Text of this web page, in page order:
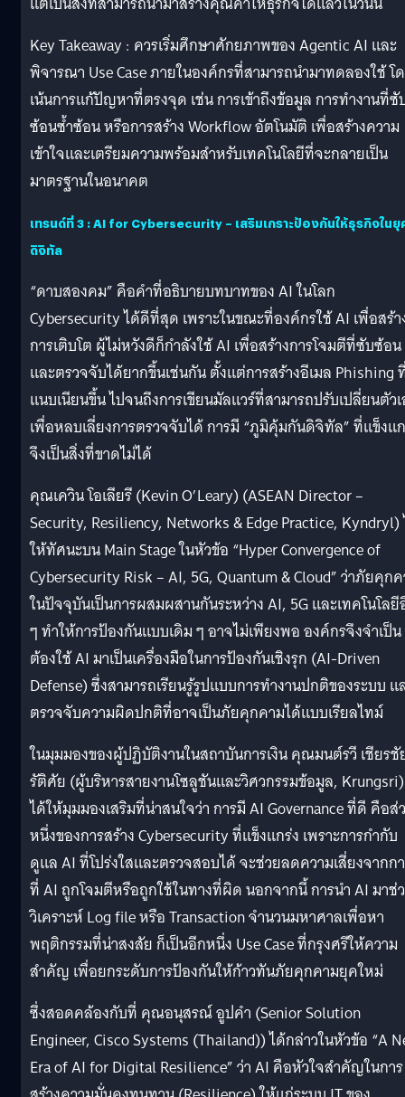
Key Takeaway : ควรเริ่มศึกษาศักยภาพของ Agentic AI และ
พิจารณา Use Case ภายในองค์กรที่สามารถนำมาทดลองใช้ โ
เน้นการแก้ปัญหาที่ตรงจุด เช่น การเข้าถึงข้อมูล การทำงานที่ซั
ซ้อนซ้ำซ้อน หรือการสร้าง Workflow อัตโนมัติ เพื่อสร้างความ
เข้าใจและเตรียมความพร้อมสำหรับเทคโนโลยีที่จะกลายเป็น
มาตรฐานในอนาคต
เทรนด์ที่ 3 : AI for Cybersecurity – เสริมเกราะป้องกันให้ธุรกิจในยุ
ดิจิทัล
“ดาบสองคม” คือคำที่อธิบายบทบาทของ AI ในโลก
Cybersecurity ได้ดีที่สุด เพราะในขณะที่องค์กรใช้ AI เพื่อสร้า
การเติบโต ผู้ไม่หวังดีก็กำลังใช้ AI เพื่อสร้างการโจมตีที่ซับซ้อน
และตรวจจับได้ยากขึ้นเช่นกัน ตั้งแต่การสร้างอีเมล Phishing
แนบเนียนขึ้น ไปจนถึงการเขียนมัลแวร์ที่สามารถปรับเปลี่ยนตัว
เพื่อหลบเลี่ยงการตรวจจับได้ การมี “ภูมิคุ้มกันดิจิทัล” ที่แข็งแ
จึงเป็นสิ่งที่ขาดไม่ได้
คุณเควิน โอเลียรี (Kevin O’Leary) (ASEAN Director –
Security, Resiliency, Networks & Edge Practice, Kyndryl)
ให้ทัศนะบน Main Stage ในหัวข้อ “Hyper Convergence of
Cybersecurity Risk – AI, 5G, Quantum & Cloud” ว่าภัยคุก
ในปัจจุบันเป็นการผสมผสานกันระหว่าง AI, 5G และเทคโนโล
ๆ ทำให้การป้องกันแบบเดิม ๆ อาจไม่เพียงพอ องค์กรจึงจำเป็น
ต้องใช้ AI มาเป็นเครื่องมือในการป้องกันเชิงรุก (AI-Driven
Defense) ซึ่งสามารถเรียนรู้รูปแบบการทำงานปกติของระบบ แ
ตรวจจับความผิดปกติที่อาจเป็นภัยคุกคามได้แบบเรียลไทม์
ในมุมมองของผู้ปฏิบัติงานในสถาบันการเงิน คุณมนต์รวี เชียร
รัติศัย (ผู้บริหารสายงานโซลูชันและวิศวกรรมข้อมูล, Krungsri)
ได้ให้มุมมองเสริมที่น่าสนใจว่า การมี AI Governance ที่ดี คือส่
หนึ่งของการสร้าง Cybersecurity ที่แข็งแกร่ง เพราะการกำกับ
ดูแล AI ที่โปร่งใสและตรวจสอบได้ จะช่วยลดความเสี่ยงจากก
ที่ AI ถูกโจมตีหรือถูกใช้ในทางที่ผิด นอกจากนี้ การนำ AI มาช่
วิเคราะห์ Log file หรือ Transaction จำนวนมหาศาลเพื่อหา
พฤติกรรมที่น่าสงสัย ก็เป็นอีกหนึ่ง Use Case ที่กรุงศรีให้ความ
สำคัญ เพื่อยกระดับการป้องกันให้ก้าวทันภัยคุกคามยุคใหม่
ซึ่งสอดคล้องกับที่ คุณอนุสรณ์ อูปคำ (Senior Solution
Engineer, Cisco Systems (Thailand)) ได้กล่าวในหัวข้อ “A
Era of AI for Digital Resilience” ว่า AI คือหัวใจสำคัญในการ